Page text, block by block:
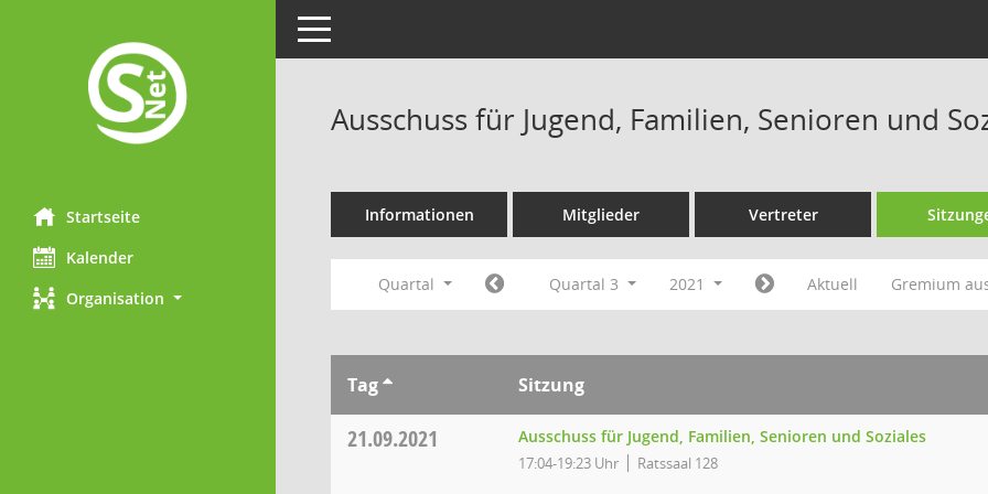
Startseite
Kalender
Organisation
Toggle navigation
Ausschuss für Jugend, Familien, Senioren und
Informationen Mitglieder Vertreter
Quartal Quartal 3 2021 Aktuell Gremium
Tag Sitzung
21.09.2021 Ausschuss für Jugend, Familien, Senioren und Soziales
17:04-19:23 Uhr Ratssaal 128